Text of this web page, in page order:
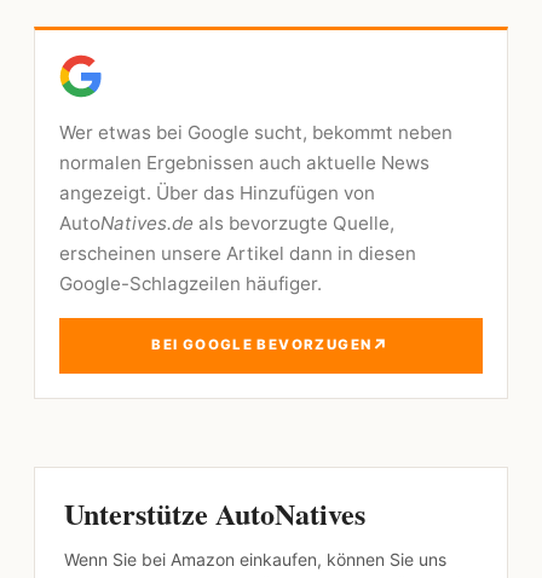
Wer etwas bei Google sucht, bekommt neben
normalen Ergebnissen auch aktuelle News
angezeigt. Über das Hinzufügen von
AutoNatives.de als bevorzugte Quelle,
erscheinen unsere Artikel dann in diesen
Google-Schlagzeilen häufiger.
BEI GOOGLE BEVORZUGEN ↗
Unterstütze AutoNatives
Wenn Sie bei Amazon einkaufen, können Sie uns